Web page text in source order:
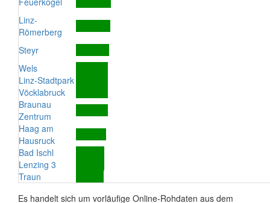
Linz-
Römerberg
Steyr
Wels
Linz-Stadtpark
Vöcklabruck
Braunau
Zentrum
Haag am
Hausruck
Bad Ischl
Lenzing 3
Traun
Es handelt sich um vorläufige Online-Rohdaten aus dem